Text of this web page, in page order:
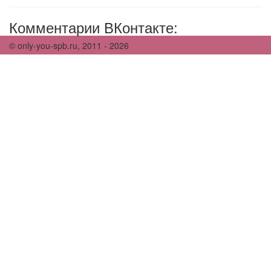
Комментарии ВКонтакте:
© only-you-spb.ru, 2011 - 2026